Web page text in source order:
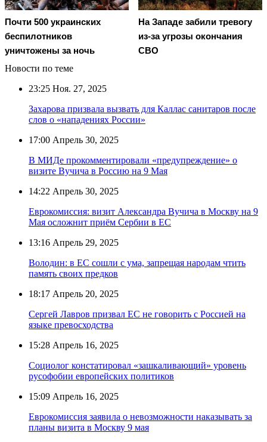
Почти 500 украинских
беспилотников
уничтожены за ночь
На Западе забили тревогу
из-за угрозы окончания
СВО
Новости по теме
23:25 Ноя. 27, 2025
Захарова призвала вызвать для Каллас санитаров после
слов о «нападениях России»
17:00 Апрель 30, 2025
В МИДе прокомментировали «предупреждение» о
визите Вучича в Россию на 9 Мая
14:22 Апрель 30, 2025
Еврокомиссия: визит Александра Вучича в Москву на 9
Мая осложнит приём Сербии в ЕС
13:16 Апрель 29, 2025
Володин: в ЕС сошли с ума, запрещая народам чтить
память своих предков
18:17 Апрель 20, 2025
Сергей Лавров призвал ЕС не говорить с Россией на
языке превосходства
15:28 Апрель 16, 2025
Социолог констатировал «зашкаливающий» уровень
русофобии европейских политиков
15:09 Апрель 16, 2025
Еврокомиссия заявила о невозможности наказывать за
планы визита в Москву 9 мая